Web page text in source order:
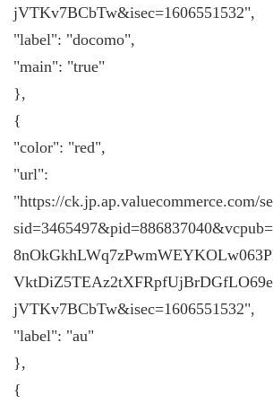
jVTKv7BCbTw&isec=1606551532",
"label": "docomo",
"main": "true"
},
{
"color": "red",
"url":
"https://ck.jp.ap.valuecommerce.com/
jVTKv7BCbTw&isec=1606551532",
"label": "au"
},
{